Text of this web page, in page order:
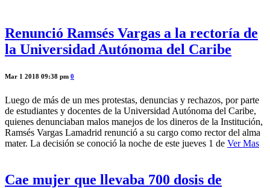
Renunció Ramsés Vargas a la rectoría de
la Universidad Autónoma del Caribe
Mar 1 2018 09:38 pm 0
Luego de más de un mes protestas, denuncias y rechazos, por parte
de estudiantes y docentes de la Universidad Autónoma del Caribe,
quienes denunciaban malos manejos de los dineros de la Institución,
Ramsés Vargas Lamadrid renunció a su cargo como rector del alma
mater. La decisión se conoció la noche de este jueves 1 de Ver Mas
Cae mujer que llevaba 700 dosis de